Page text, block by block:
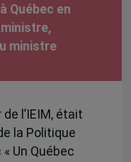
Québec en
ministre
l’IEIM, était
la Politique
Un Québec